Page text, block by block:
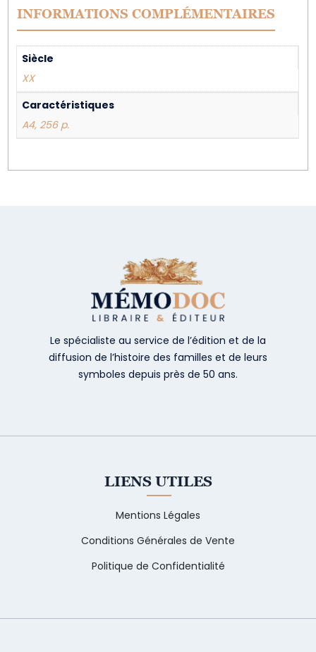
INFORMATIONS COMPLÉMENTAIRES
Siècle
XX
Caractéristiques
A4, 256 p.
Le spécialiste au service de l’édition et de la
diffusion de l’histoire des familles et de leurs
symboles depuis près de 50 ans.
LIENS UTILES
Mentions Légales
Conditions Générales de Vente
Politique de Confidentialité